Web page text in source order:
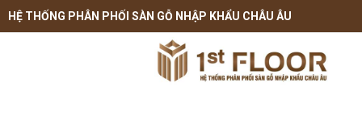
HỆ THỐNG PHÂN PHỐI SÀN GỖ NHẬP KHẨU CHÂU ÂU